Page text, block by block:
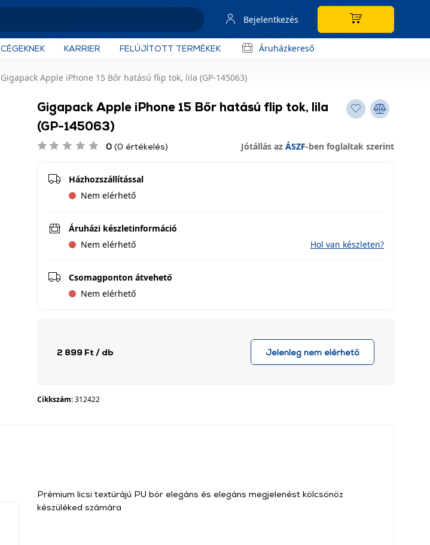
Bejelentkezés
CÉGEKNEK KARRIER FELÚJÍTOTT TERMÉKEK Áruházkereső
Gigapack Apple iPhone 15 Bőr hatású flip tok, lila (GP-145063)
Gigapack Apple iPhone 15 Bőr hatású flip tok, lila
(GP-145063)
0 (0 értékelés) Jótállás az ÁSZF-ben foglaltak szerint
Házhozszállítással
Nem elérhető
Áruházi készletinformáció
Nem elérhető
Hol van készleten?
Csomagponton átvehető
Nem elérhető
2 899 Ft / db Jelenleg nem elérhető
Cikkszám:312422
Prémium licsi textúrájú PU bőr elegáns és elegáns megjelenést kölcsönöz
készüléked számára